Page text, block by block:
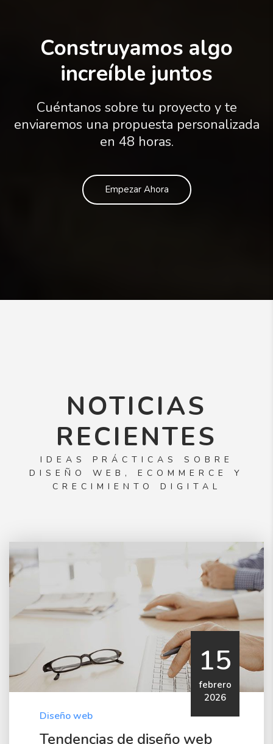
Construyamos algo
increíble juntos
Cuéntanos sobre tu proyecto y te
enviaremos una propuesta personalizada
en 48 horas.
Empezar Ahora
NOTICIAS
RECIENTES
IDEAS PRÁCTICAS SOBRE
DISEÑO WEB, ECOMMERCE Y
CRECIMIENTO DIGITAL
15
febrero
2026
Diseño web
Tendencias de diseño web